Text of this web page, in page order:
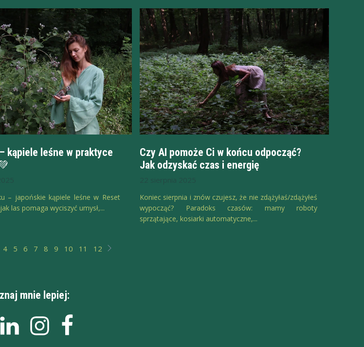
kąpiele leśne w praktyce
– japońskie kąpiele leśne w Reset
las pomaga wyciszyć umysł,...
Czy AI pomoże Ci w końcu odpocząć?
Jak odzyskać czas i energię
Koniec sierpnia i znów czujesz, że nie zdążyłaś/zdążyłeś
wypocząć? Paradoks czasów: mamy roboty
sprzątające, kosiarki automatyczne,...
4 5 6 7 8 9 10 11 12
mnie lepiej: